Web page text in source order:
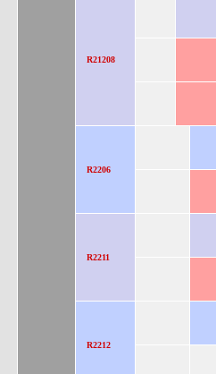
R21208
R2206
R2211
R2212